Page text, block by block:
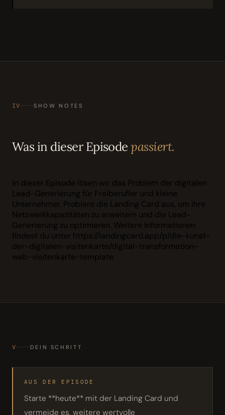
IV SHOW NOTES
Was in dieser Episodepassiert.
In dieser Episode lösen wir das Problem der digitalen
Lead-Generierung für Freiberufler und kleine
Unternehmer. Probiere die Landing Card aus, um Ihre
Netzwerkkapazitäten zu erweitern und die Lead-
Generierung zu optimieren. Weitere Informationen
findest du unter https://landingcard.app/p/die-kunst-
der-digitalen-visitenkarte/digital-transformation-
web-visitenkarte-template.
V DEIN SCHRITT
AUS DER EPISODE
Starte **heute** mit der Landing Card und
vermeide es, weitere wertvolle